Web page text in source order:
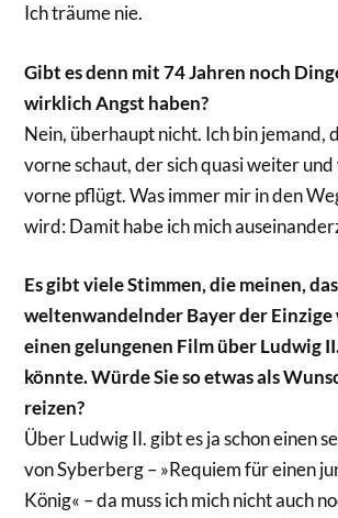
Ich träume nie.
Gibt es denn mit 74 Jahren noch
wirklich Angst haben?
Nein, überhaupt nicht. Ich bin jemand,
vorne schaut, der sich quasi weiter
vorne pflügt. Was immer mir in den
wird: Damit habe ich mich
Es gibt viele Stimmen, die meinen,
weltenwandelnder Bayer der Einzige
einen gelungenen Film über Ludwig
könnte. Würde Sie so etwas als
reizen?
Über Ludwig II. gibt es ja schon einen
von Syberberg – »Requiem für einen
König« – da muss ich mich nicht auch